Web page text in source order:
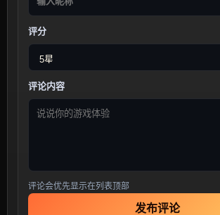
评分
评论内容
评论会优先显示在列表顶部
发布评论